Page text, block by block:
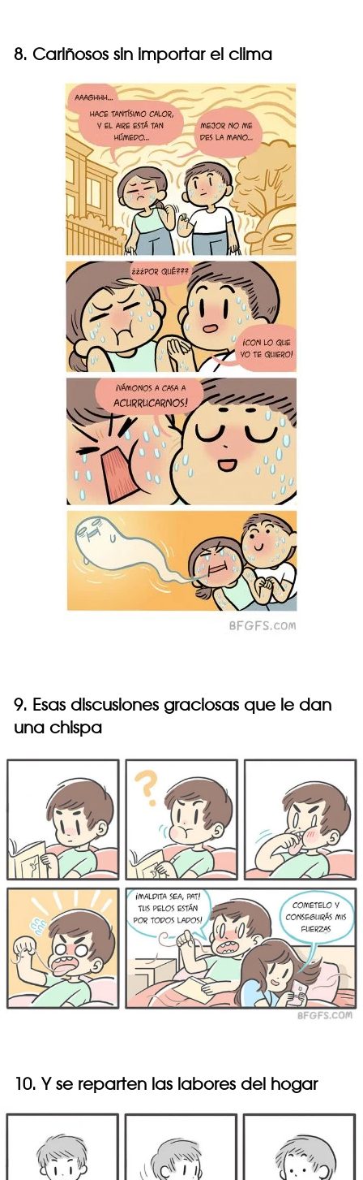
8. Cariñosos sin importar el clima
9. Esas discusiones graciosas que le dan
una chispa
10. Y se reparten las labores del hogar